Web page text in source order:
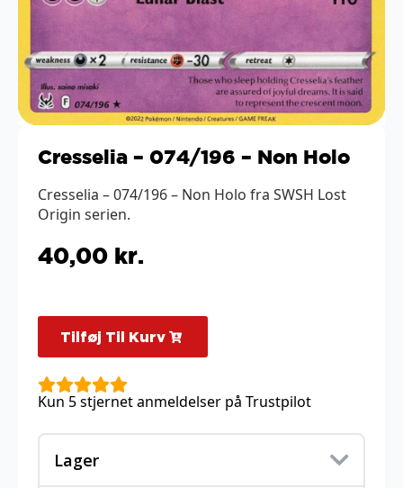
Cresselia – 074/196 – Non Holo
Cresselia – 074/196 – Non Holo fra SWSH Lost
Origin serien.
40,00 kr.
Tilføj Til Kurv
Kun 5 stjernet anmeldelser på Trustpilot
Lager